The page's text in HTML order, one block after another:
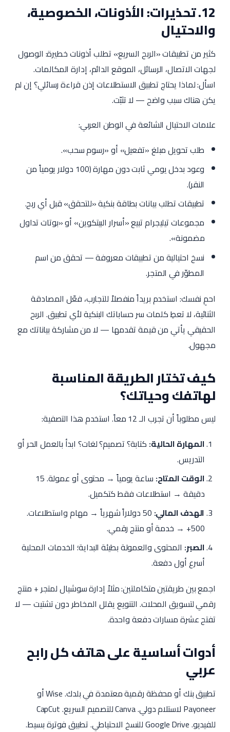
12. تحذيرات: الأذونات، الخصوصية،
والاحتيال
كثير من تطبيقات «الربح السريع» تطلب أذونات خطيرة: الوصول
لجهات الاتصال، الرسائل، الموقع الدائم، إدارة المكالمات.
اسأل: لماذا يحتاج تطبيق الاستطلاعات إذن قراءة رسائلي؟ إن لم
يكن هناك سبب واضح — لا تثبّت.
علامات الاحتيال الشائعة في الوطن العربي:
طلب تحويل مبلغ «تفعيل» أو «رسوم سحب».
وعود بدخل يومي ثابت دون مهارة (100 دولار يومياً من
النقر).
تطبيقات تطلب بيانات بطاقة بنكية «للتحقق» قبل أي ربح.
مجموعات تيليجرام تبيع «أسرار البيتكوين» أو «بوتات تداول
مضمونة».
نسخ احتيالية من تطبيقات معروفة — تحقق من اسم
المطوّر في المتجر.
احمِ نفسك: استخدم بريداً منفصلاً للتجارب، فعّل المصادقة
الثنائية، لا تعطِ كلمات سر حساباتك البنكية لأي تطبيق. الربح
الحقيقي يأتي من قيمة تقدمها — لا من مشاركة بياناتك مع
مجهول.
كيف تختار الطريقة المناسبة
لهاتفك وحياتك؟
ليس مطلوباً أن تجرب الـ 12 معاً. استخدم هذا التصفية:
المهارة الحالية: كتابة؟ تصميم؟ لغات؟ ابدأ بالعمل الحر أو
التدريس.
الوقت المتاح:
ساعة يومياً → محتوى أو عمولة. 15
دقيقة → استطلاعات فقط كتكميل.
الهدف المالي:
50 دولاراً شهرياً → مهام واستطلاعات.
500+ → خدمة أو منتج رقمي.
الصبر: المحتوى والعمولة بطيئة البداية؛ الخدمات المحلية
أسرع أول دفعة.
اجمع بين طريقتين متكاملتين: مثلاً إدارة سوشيال لمتجر + منتج
رقمي لتسويق المحلات. التنويع يقلل المخاطر دون تشتيت — لا
تفتح عشرة مسارات دفعة واحدة.
أدوات أساسية على هاتف كل رابح
عربي
تطبيق بنك أو محفظة رقمية معتمدة في بلدك. Wise أو
Payoneer لاستلام دولي. Canva للتصميم السريع. CapCut
للفيديو. Google Drive للنسخ الاحتياطي. تطبيق فوترة بسيط.